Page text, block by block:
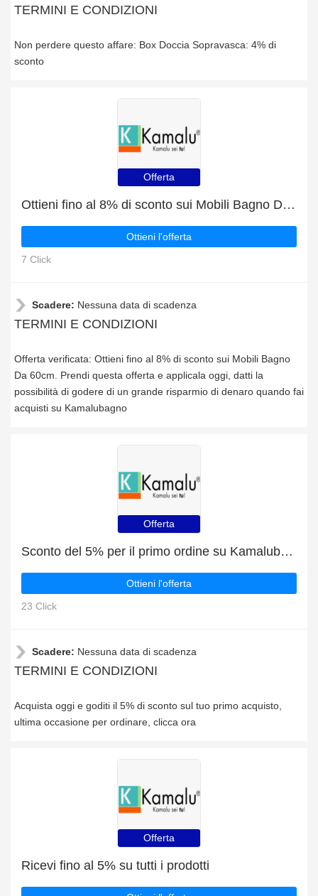
TERMINI E CONDIZIONI
Non perdere questo affare: Box Doccia Sopravasca: 4% di
sconto
Offerta
Ottieni fino al 8% di sconto sui Mobili Bagno Da 60cm
Ottieni l'offerta
7 Click
Scadere: Nessuna data di scadenza
TERMINI E CONDIZIONI
Offerta verificata: Ottieni fino al 8% di sconto sui Mobili Bagno
Da 60cm. Prendi questa offerta e applicala oggi, datti la
possibilità di godere di un grande risparmio di denaro quando fai
acquisti su Kamalubagno
Offerta
Sconto del 5% per il primo ordine su Kamalubagno
Ottieni l'offerta
23 Click
Scadere: Nessuna data di scadenza
TERMINI E CONDIZIONI
Acquista oggi e goditi il 5% di sconto sul tuo primo acquisto,
ultima occasione per ordinare, clicca ora
Offerta
Ricevi fino al 5% su tutti i prodotti